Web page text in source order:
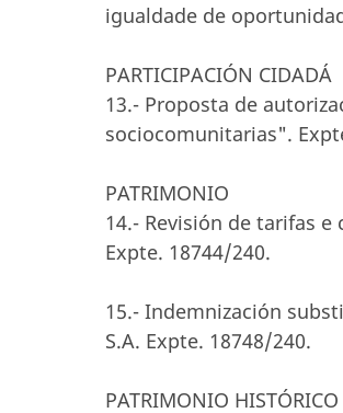
igualdade de
PARTICIPACIÓN CIDADÁ
13.- Proposta de
sociocomunitarias".
PATRIMONIO
14.- Revisión de tarifas
Expte. 18744/240.
15.- Indemnización
S.A. Expte. 18748/240.
PATRIMONIO HISTÓRICO